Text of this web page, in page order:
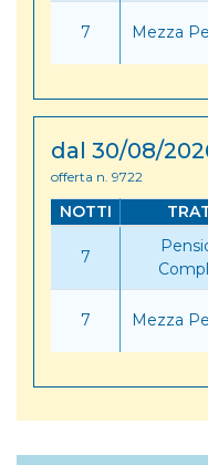
7 Mezza
dal 30/08/
offerta n. 9722
NOTTI
7
7 Mezza